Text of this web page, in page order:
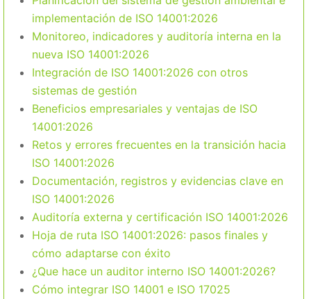
implementación de ISO 14001:2026
Monitoreo, indicadores y auditoría interna en la
nueva ISO 14001:2026
Integración de ISO 14001:2026 con otros
sistemas de gestión
Beneficios empresariales y ventajas de ISO
14001:2026
Retos y errores frecuentes en la transición hacia
ISO 14001:2026
Documentación, registros y evidencias clave en
ISO 14001:2026
Auditoría externa y certificación ISO 14001:2026
Hoja de ruta ISO 14001:2026: pasos finales y
cómo adaptarse con éxito
¿Que hace un auditor interno ISO 14001:2026?
Cómo integrar ISO 14001 e ISO 17025